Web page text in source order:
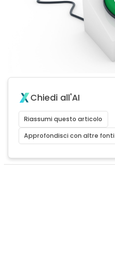
Chiedi all'AI
Riassumi questo articolo
Approfondisci con altre fonti